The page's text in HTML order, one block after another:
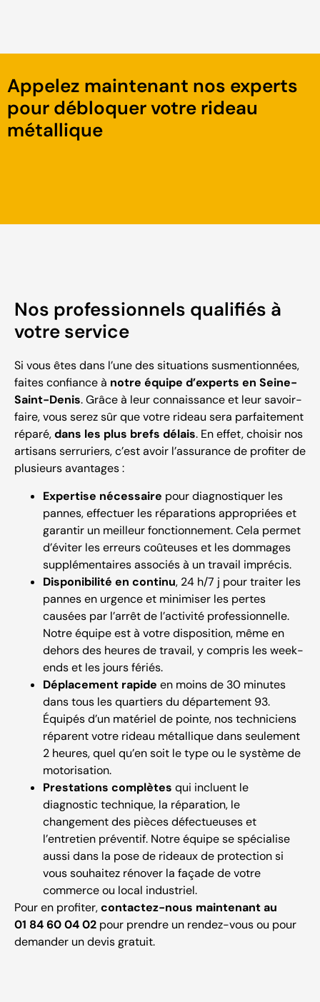
Appelez maintenant nos experts
pour débloquer votre rideau
métallique
Nos professionnels qualifiés à
votre service
Si vous êtes dans l’une des situations susmentionnées,
faites confiance à notre équipe d’experts en Seine-
Saint-Denis. Grâce à leur connaissance et leur savoir-
faire, vous serez sûr que votre rideau sera parfaitement
réparé,dans les plus brefs délais. En effet, choisir nos
artisans serruriers, c’est avoir l’assurance de profiter de
plusieurs avantages :
Expertise nécessaire pour diagnostiquer les
pannes, effectuer les réparations appropriées et
garantir un meilleur fonctionnement. Cela permet
d’éviter les erreurs coûteuses et les dommages
supplémentaires associés à un travail imprécis.
Disponibilité en continu, 24 h/7 j pour traiter les
pannes en urgence et minimiser les pertes
causées par l’arrêt de l’activité professionnelle.
Notre équipe est à votre disposition, même en
dehors des heures de travail, y compris les week-
ends et les jours fériés.
Déplacement rapide en moins de 30 minutes
dans tous les quartiers du département 93.
Équipés d’un matériel de pointe, nos techniciens
réparent votre rideau métallique dans seulement
2 heures, quel qu’en soit le type ou le système de
motorisation.
Prestations complètes qui incluent le
diagnostic technique, la réparation, le
changement des pièces défectueuses et
l’entretien préventif. Notre équipe se spécialise
aussi dans la pose de rideaux de protection si
vous souhaitez rénover la façade de votre
commerce ou local industriel.
Pour en profiter,contactez-nous maintenant au
01 84 60 04 02 pour prendre un rendez-vous ou pour
demander un devis gratuit.